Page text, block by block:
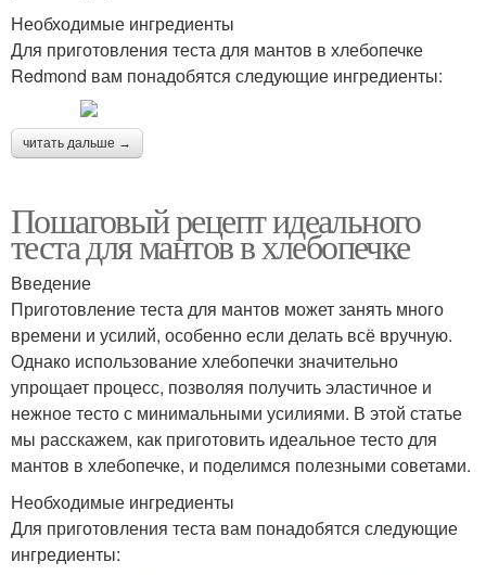
Необходимые ингредиенты
Для приготовления теста для мантов в хлебопечке
Redmond вам понадобятся следующие ингредиенты:
читать дальше →
Пошаговый рецепт идеального
теста для мантов в хлебопечке
Введение
Приготовление теста для мантов может занять много
времени и усилий, особенно если делать всё вручную.
Однако использование хлебопечки значительно
упрощает процесс, позволяя получить эластичное и
нежное тесто с минимальными усилиями. В этой статье
мы расскажем, как приготовить идеальное тесто для
мантов в хлебопечке, и поделимся полезными советами.
Необходимые ингредиенты
Для приготовления теста вам понадобятся следующие
ингредиенты: